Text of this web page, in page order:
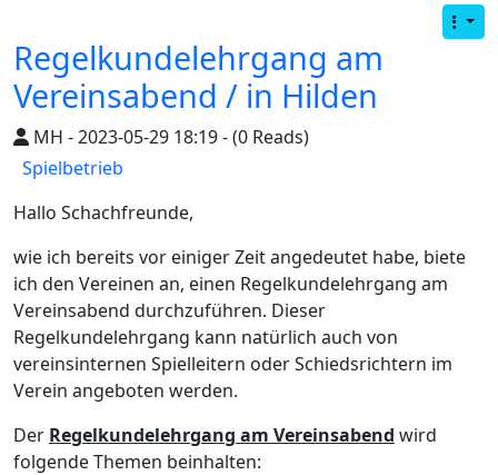
Regelkundelehrgang am
Vereinsabend / in Hilden
MH - 2023-05-29 18:19 - (0 Reads)
Spielbetrieb
Hallo Schachfreunde,
wie ich bereits vor einiger Zeit angedeutet habe, biete
ich den Vereinen an, einen Regelkundelehrgang am
Vereinsabend durchzuführen. Dieser
Regelkundelehrgang kann natürlich auch von
vereinsinternen Spielleitern oder Schiedsrichtern im
Verein angeboten werden.
Der Regelkundelehrgang am Vereinsabend wird
folgende Themen beinhalten: